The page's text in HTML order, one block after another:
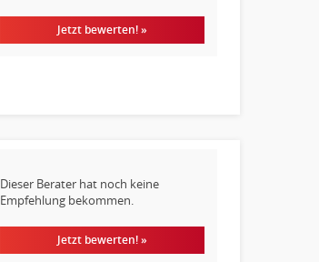
Jetzt bewerten! »
Dieser Berater hat noch keine
Empfehlung bekommen.
Jetzt bewerten! »